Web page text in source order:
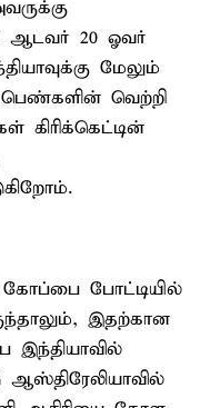
ஆடவர் 20 ஓவர்
மேலும்
வெற்றி
கிரிக்கெட்டின்
போட்டியில்
இதற்கான
இந்தியாவில்